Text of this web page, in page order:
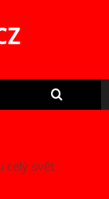
celý svět